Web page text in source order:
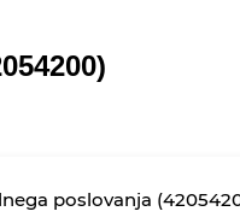
poslovanja